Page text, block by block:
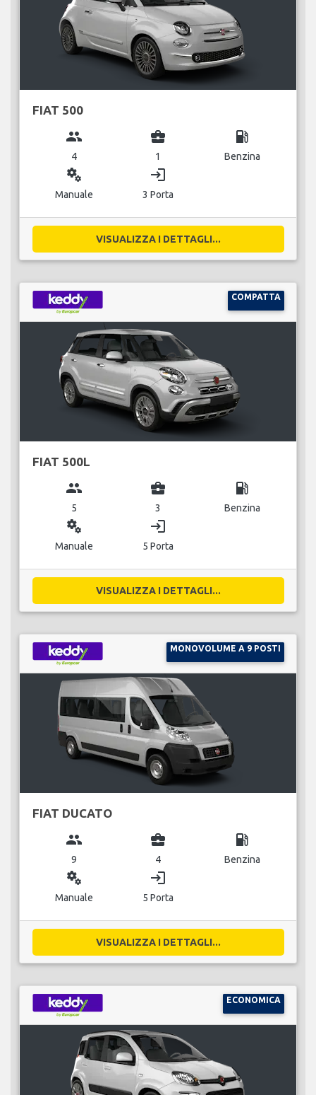
FIAT 500
group
4
business_center
1
local_gas_station
Benzina
miscellaneous_services
Manuale
login
3 Porta
VISUALIZZA I DETTAGLI...
COMPATTA
FIAT 500L
group
5
business_center
3
local_gas_station
Benzina
miscellaneous_services
Manuale
login
5 Porta
VISUALIZZA I DETTAGLI...
MONOVOLUME A 9 POSTI
FIAT DUCATO
group
9
business_center
4
local_gas_station
Benzina
miscellaneous_services
Manuale
login
5 Porta
VISUALIZZA I DETTAGLI...
ECONOMICA